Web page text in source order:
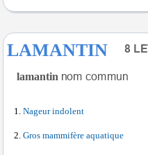
LAMANTIN
lamantin
Nageur indolent
Gros mammifère aquatique